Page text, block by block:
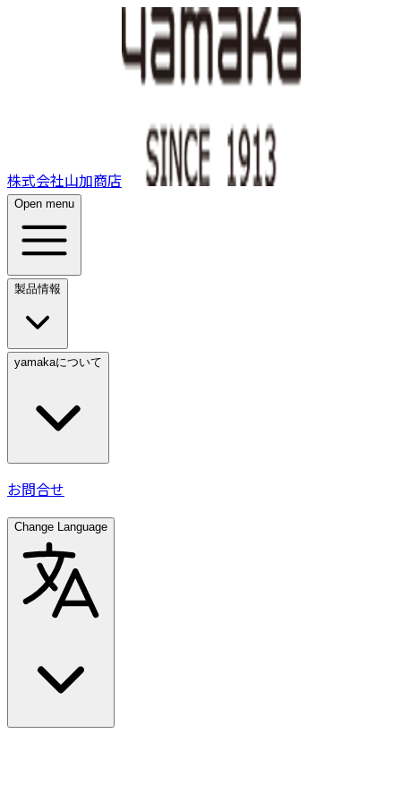
株式会社山加商店
Open menu
製品情報
yamakaについて
お問合せ
Change Language